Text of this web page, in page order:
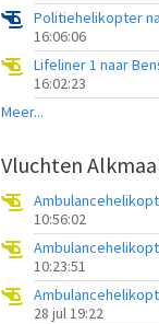
16:06:06
Lifeliner 1 naar
16:02:23
Meer...
Vluchten
10:56:02
10:23:51
28 jul 19:22